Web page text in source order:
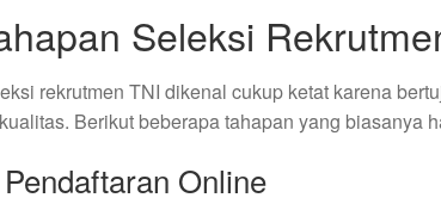
Seleksi
rekrutmen TNI dikenal cukup ketat karena
Berikut beberapa tahapan yang biasanya
Online